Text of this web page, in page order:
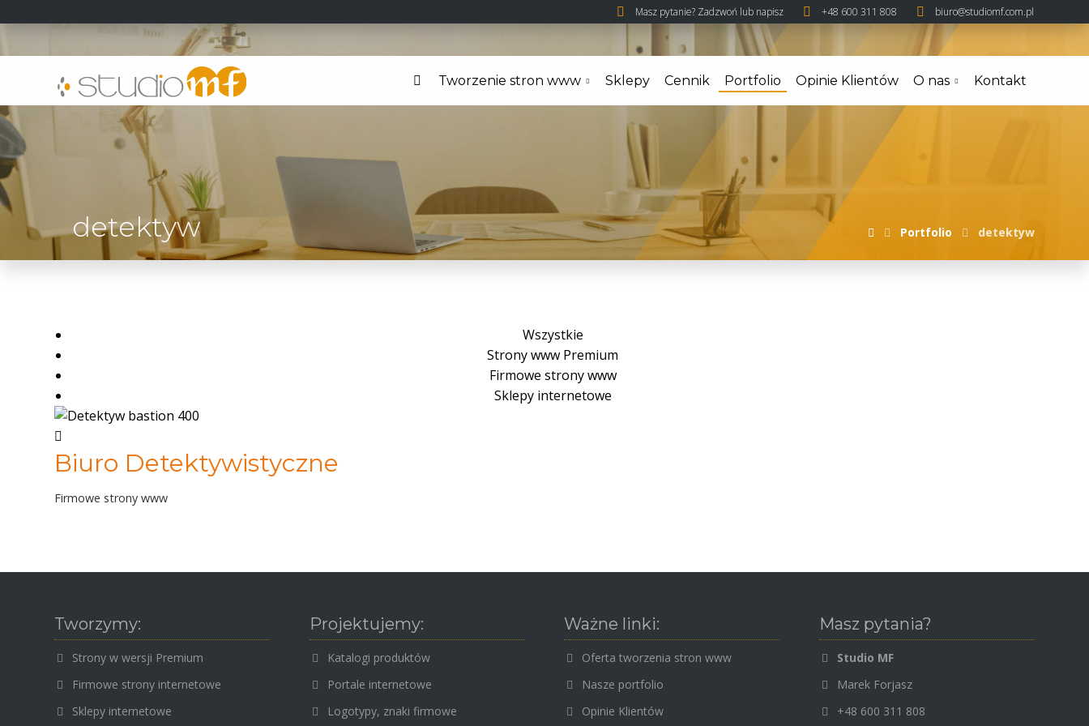
biuro@studiomf.com.pl
+48 600 311 808
Masz pytanie? Zadzwoń lub napisz
Tworzenie stron www Sklepy Cennik Portfolio Opinie Klientów O nas Kontakt
detektyw Portfolio detektyw
Wszystkie
Strony www Premium
Firmowe strony www
Sklepy internetowe
Biuro Detektywistyczne
Firmowe strony www
Tworzymy:
Strony w wersji Premium
Firmowe strony internetowe
Sklepy internetowe
Projektujemy:
Katalogi produktów
Portale internetowe
Logotypy, znaki firmowe
Ważne linki:
Oferta tworzenia stron www
Nasze portfolio
Opinie Klientów
Masz pytania?
Studio MF
Marek Forjasz
+48 600 311 808